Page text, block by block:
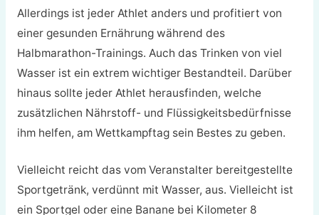
Allerdings ist jeder Athlet anders und profitiert von
einer gesunden Ernährung während des
Halbmarathon-Trainings. Auch das Trinken von viel
Wasser ist ein extrem wichtiger Bestandteil. Darüber
hinaus sollte jeder Athlet herausfinden, welche
zusätzlichen Nährstoff- und Flüssigkeitsbedürfnisse
ihm helfen, am Wettkampftag sein Bestes zu geben.
Vielleicht reicht das vom Veranstalter bereitgestellte
Sportgetränk, verdünnt mit Wasser, aus. Vielleicht ist
ein Sportgel oder eine Banane bei Kilometer 8